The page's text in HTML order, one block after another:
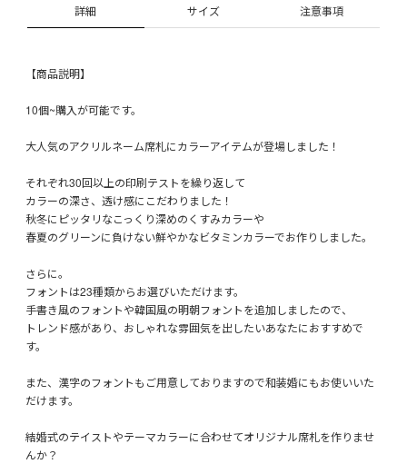
詳細 サイズ 注意事項
【商品説明】
10個~購入が可能です。
大人気のアクリルネーム席札にカラーアイテムが登場しました！
それぞれ30回以上の印刷テストを繰り返して
カラーの深さ、透け感にこだわりました！
秋冬にピッタリなこっくり深めのくすみカラーや
春夏のグリーンに負けない鮮やかなビタミンカラーでお作りしました。
さらに。
フォントは23種類からお選びいただけます。
手書き風のフォントや韓国風の明朝フォントを追加しましたので、
トレンド感があり、おしゃれな雰囲気を出したいあなたにおすすめで
す。
また、漢字のフォントもご用意しておりますので和装婚にもお使いいた
だけます。
結婚式のテイストやテーマカラーに合わせてオリジナル席札を作りませ
んか？